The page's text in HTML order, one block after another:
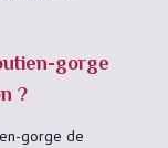
gorge
?
gorge de